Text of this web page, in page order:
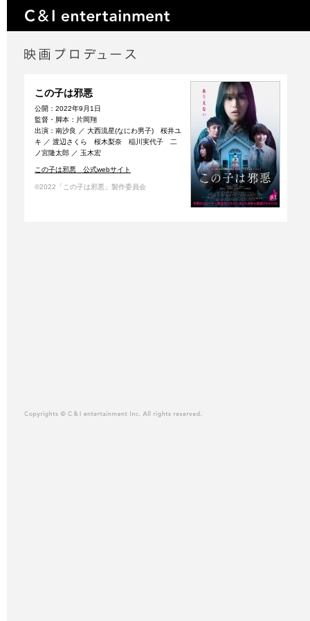
この子は邪悪
公開：2022年9月1日
監督・脚本：片岡翔
出演：南沙良 ／ 大西流星(なにわ男子) 桜井ユ
キ ／ 渡辺さくら 桜木梨奈 稲川実代子 二
ノ宮隆太郎 ／ 玉木宏
この子は邪悪 公式webサイト
©2022「この子は邪悪」製作委員会